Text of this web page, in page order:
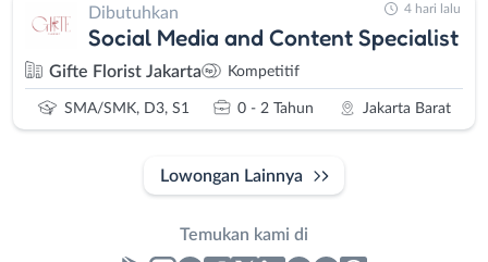
Dibutuhkan
Social Media and Content Specialist
Gifte Florist Jakarta Kompetitif
SMA/SMK, D3, S1 0 - 2 Tahun Jakarta Barat
4 hari lalu
Lowongan Lainnya
Temukan kami di